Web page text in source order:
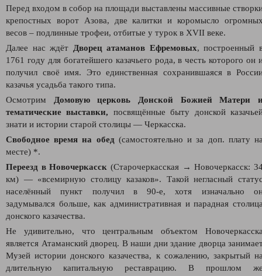
Перед входом в собор на площади выставлены массивные
крепостных ворот Азова, две калитки и коромысло
весов – подлинные трофеи, отбитые у турок в XVII веке.
Далее нас ждёт Дворец атаманов Ефремовых, построенный
1761 году для богатейшего казачьего рода, в честь которого он
получил своё имя. Это единственная сохранившаяся в
казачья усадьба такого типа.
Осмотрим
Домовую церковь Донской Божией Матери
тематические выставки, посвящённые быту донской
знати и истории старой столицы — Черкасска.
Свободное время на обед (самостоятельно и за доп. плату
месте) *.
Переезд в Новочеркасск (Старочеркасская → Новочеркасск:
км) — «всемирную столицу казаков». Такой негласный
населённый пункт получил в 90-е, хотя изначально
задумывался больше, как административная и парадная
донского казачества.
Не удивительно, что центральным объектом
является Атаманский дворец. В наши дни здание дворца
Музей истории донского казачества, к сожалению, закрытый
длительную капитальную реставрацию. В прошлом